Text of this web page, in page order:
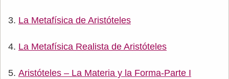
La Metafísica de Aristóteles
La Metafísica Realista de Aristóteles
Aristóteles – La Materia y la Forma-Parte I